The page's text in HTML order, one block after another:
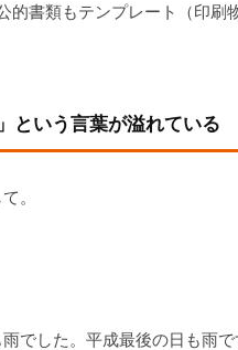
的書類もテンプレート（印刷
という言葉が溢れている
。
でした。平成最後の日も雨で